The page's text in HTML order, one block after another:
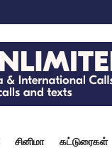
சினிமா கட்டுரைகள்